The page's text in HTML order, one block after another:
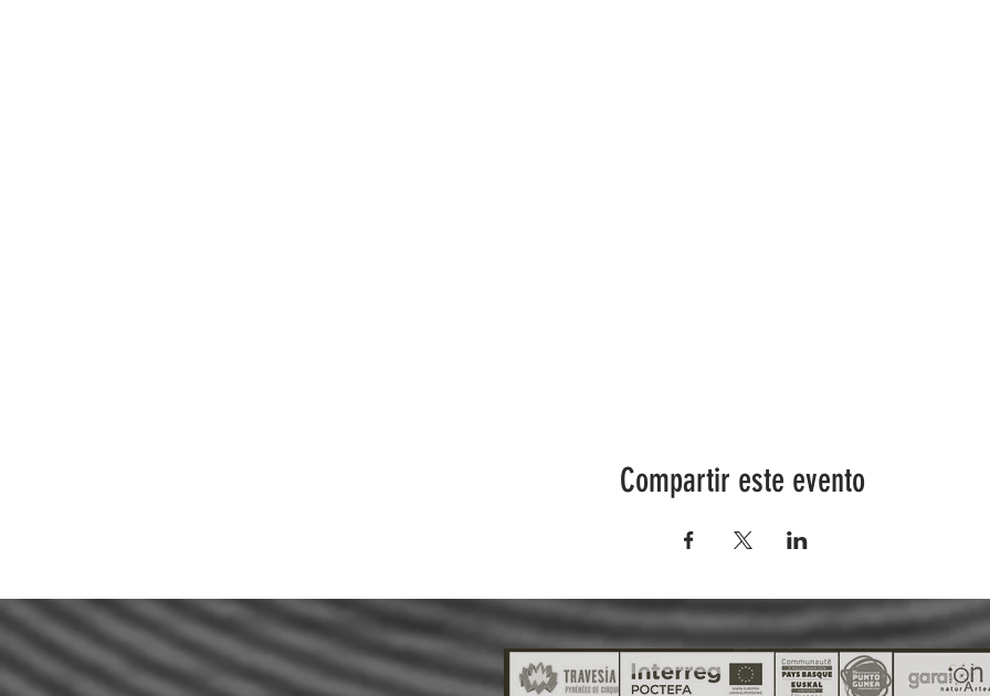
Compartir este evento